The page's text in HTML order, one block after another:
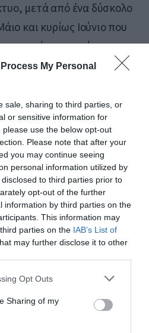
My Personal
sale, sharing to third parties, or
or sensitive information for
use the below opt-out
Please note that after your
you may continue seeing
personal information utilized by
to third parties prior to
opt-out of the further
information by third parties on the
This information may
parties on the IAB’s List of
may further disclose it to other
app uses one or more Google
behaviour. You may click to
and its third-party tags to
purposes in below Google
Opt Outs
Sharing of my
μετά από ένα δύσκολο
και κυρίως Ιούνιο που
πορεία του πρώτου
ο Αύγουστος είχαν
Παράλληλα και η δυναμική
το κλείσιμο της σαιζόν,
διαμορφώνεται
όσο και στους νέους
μας».
την ολοκλήρωση του νέου
το ελληνικό δημόσιο, η
εκτέλεσης και
ολοκλήρωσης και
επιβατών, αλλά και των
αερολιμένα Πάρου.